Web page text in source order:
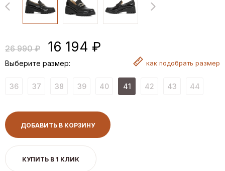
26 990 ₽ 16 194 ₽
Выберите размер: как подобрать размер
36 37 38 39 40 41 42 43 44
ДОБАВИТЬ В КОРЗИНУ
КУПИТЬ В 1 КЛИК